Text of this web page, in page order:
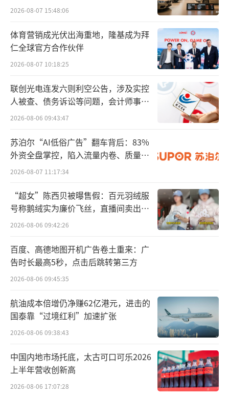
中国的咖啡产业起步晚，早期主要是以雀
巢为代表的速溶咖啡。1999年，星巴克进入中
国，正式开启了现磨咖啡的连锁时代。
最近几年，在瑞幸、库迪等平价连锁咖啡
品牌的推动下，中国的咖啡行业迎来了高速发
展。相关机构预计，预计到2025年，行业规模
将达到万亿。即便如此，与国外成熟市场相
比，中国咖啡消费的市场渗透率仍然较低，还
有很大的成长空间。
随着各类市场玩家的跑步入场，中国咖啡
市场已从“以低端速溶和高端现磨为主的单一
产品时代”，跨越式进入“各价格段、各口
味、各消费场景产品种类丰富的多元化时
代”。现磨、即饮、预包装、胶囊等，都可以
找到自己的用户群体。
佳禾食品从2017年开始大力开拓咖啡业
务，如今，咖啡已成为公司第二大业务板块。
产品涵盖速溶、咖啡固体饮料、冷萃咖啡液、
烘焙咖啡豆、咖啡粉、浓缩液、冻干等全产品
链。
2026-08-07 15:48:06
体育营销成光伏出海重地，隆基成为拜
仁全球官方合作伙伴
2026-08-07 10:18:25
联创光电连发六则利空公告，涉及实控
人被查、债务诉讼等问题，会计师事务
所曾出具“保留意见”
2026-08-06 09:43:47
苏泊尔“AI低俗广告”翻车背后：83%
外资全盘掌控，陷入流量内卷、质量频
发的负循环
2026-08-07 11:17:34
“超女”陈西贝被曝售假：百元羽绒服
号称鹅绒实为廉价飞丝，直播间卖出超
百万元
2026-08-06 09:42:26
百度、高德地图开机广告卷土重来：广
告时长最高5秒，点击后跳转第三方
2026-08-06 09:45:35
航油成本倍增仍净赚62亿港元，进击的
国泰靠“过境红利”加速扩张
2026-08-06 09:38:43
中国内地市场托底，太古可口可乐2026
上半年营收创新高
2026-08-06 17:07:28